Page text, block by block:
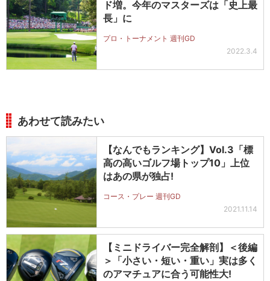
ド増。今年のマスターズは「史上最
長」に
プロ・トーナメント 週刊GD
2022.3.4
あわせて読みたい
【なんでもランキング】Vol.3「標
高の高いゴルフ場トップ10」上位
はあの県が独占!
コース・プレー 週刊GD
2021.11.14
【ミニドライバー完全解剖】＜後編
＞「小さい・短い・重い」実は多く
のアマチュアに合う可能性大!